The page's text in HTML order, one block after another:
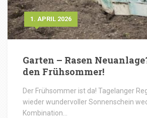
1. APRIL 2026
Garten – Rasen
den Frühsommer!
Der Frühsommer ist da! Tagelanger
wieder wundervoller Sonnenschein
Kombination…